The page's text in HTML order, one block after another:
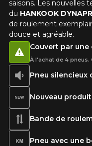
saisons. Les nouvelles
du HANKOOK
de roulement
douce et agréable.
Pneu silencieux
Nouveau produit
Bande de
Pneu avec une
Couvert par
À l'achat de 4
Nom
Courriel
Votre véhicule
Année